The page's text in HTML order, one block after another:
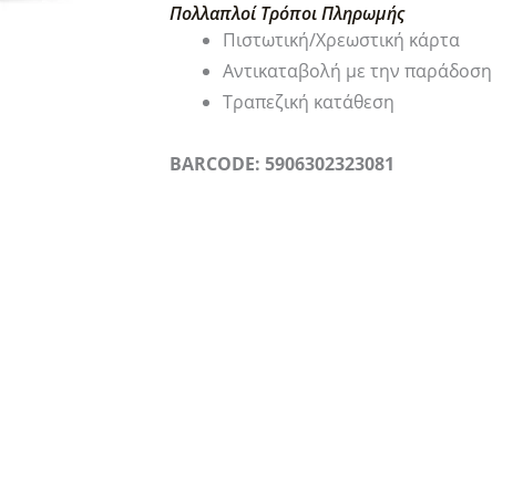
Πολλαπλοί Τρόποι Πληρωμής
Πιστωτική/Χρεωστική κάρτα
Αντικαταβολή με την παράδοση
Τραπεζική κατάθεση
BARCODE: 5906302323081